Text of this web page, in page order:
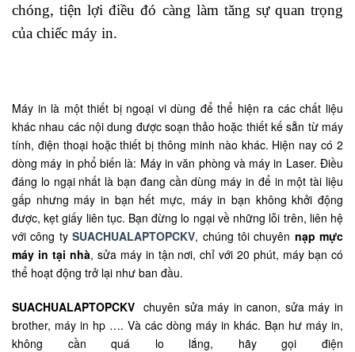
chóng, tiện lợi điều đó càng làm tăng sự quan trọng
của chiếc máy in.
Máy in là một thiết bị ngoại vi dùng để thể hiện ra các chất liệu
khác nhau các nội dung được soạn thảo hoặc thiết kế sẵn từ máy
tính, điện thoại hoặc thiết bị thông minh nào khác. Hiện nay có 2
dòng máy in phổ biến là: Máy in văn phòng và máy in Laser. Điều
đáng lo ngại nhất là bạn đang cần dùng máy in để in một tài liệu
gấp nhưng máy in bạn hết mực, máy in bạn không khởi động
được, kẹt giấy liên tục. Bạn đừng lo ngại về những lỗi trên, liên hệ
với công tySUACHUALAPTOPCKV, chúng tôi chuyên nạp mực
máy in tại nhà, sửa máy in tận nơi, chỉ với 20 phút, máy bạn có
thể hoạt động trở lại như ban đầu.
SUACHUALAPTOPCKV chuyên sửa máy in canon, sửa máy in
brother, máy in hp …. Và các dòng máy in khác. Bạn hư máy in,
không cần quá lo lắng, hãy gọi điện